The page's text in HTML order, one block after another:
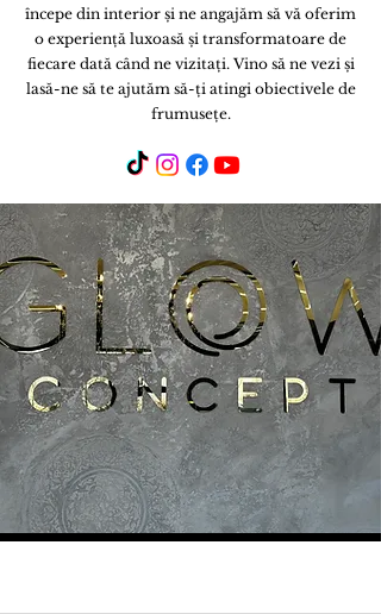
începe din interior și ne angajăm să vă oferim
o experiență luxoasă și transformatoare de
fiecare dată când ne vizitați. Vino să ne vezi și
lasă-ne să te ajutăm să-ți atingi obiectivele de
frumusețe.